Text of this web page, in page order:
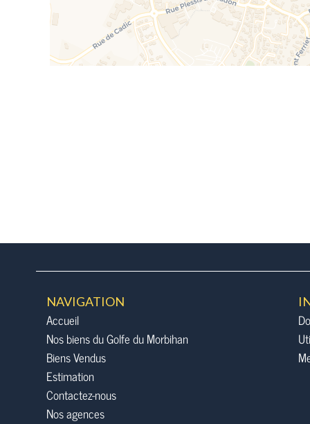
NAVIGATION
Accueil
Nos biens du Golfe du Morbihan
Biens Vendus
Estimation
Contactez-nous
Nos agences